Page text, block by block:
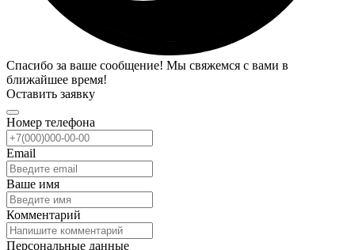
Спасибо за ваше сообщение! Мы свяжемся с вами в
ближайшее время!
Оставить заявку
Номер телефона
Email
Ваше имя
Комментарий
Персональные данные